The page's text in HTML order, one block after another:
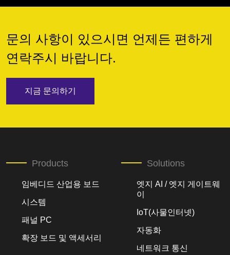
문의 사항이 있으시면 언제든 편하게
연락주시 바랍니다.
지금 문의하기
Products
임베디드 산업용 보드
시스템
패널 PC
확장 보드 및 액세서리
Solutions
엣지 AI / 엣지 게이트웨
이
IoT(사물인터넷)
자동화
네트워크 통신